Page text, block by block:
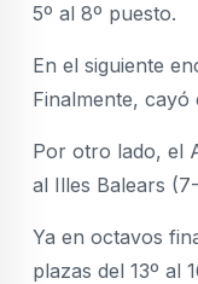
5º al 8º puesto.
En el siguiente
Finalmente, cayó
Por otro lado, el
al Illes Balears
Ya en octavos
plazas del 13º al